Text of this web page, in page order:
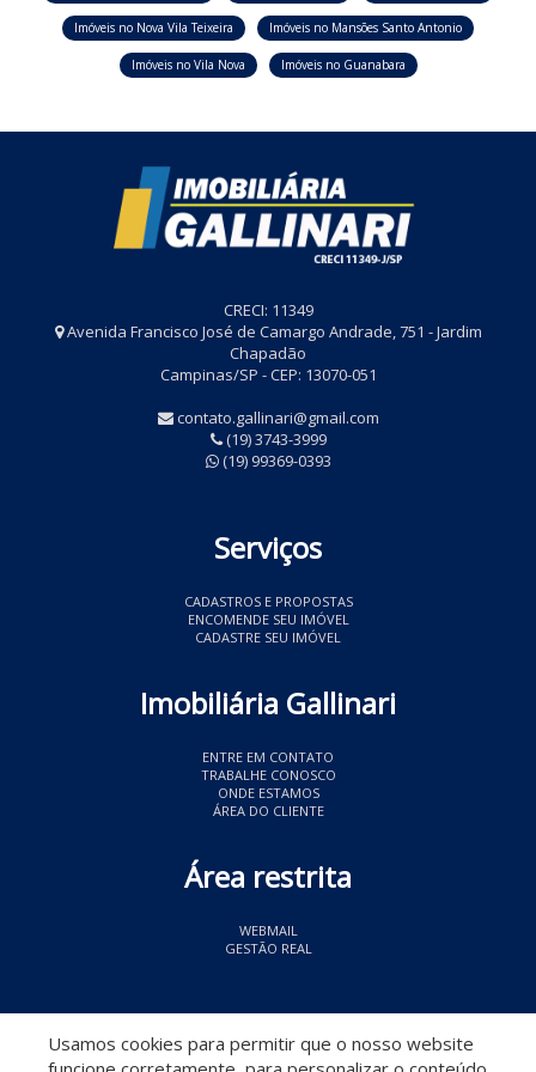
Imóveis no Nova Vila Teixeira Imóveis no Mansões Santo Antonio
Imóveis no Vila Nova Imóveis no Guanabara
CRECI: 11349
Avenida Francisco José de Camargo Andrade, 751 - Jardim
Chapadão
Campinas/SP - CEP: 13070-051
contato.gallinari@gmail.com
(19) 3743-3999
(19) 99369-0393
Serviços
CADASTROS E PROPOSTAS
ENCOMENDE SEU IMÓVEL
CADASTRE SEU IMÓVEL
Imobiliária Gallinari
ENTRE EM CONTATO
TRABALHE CONOSCO
ONDE ESTAMOS
ÁREA DO CLIENTE
Área restrita
WEBMAIL
GESTÃO REAL
Usamos cookies para permitir que o nosso website